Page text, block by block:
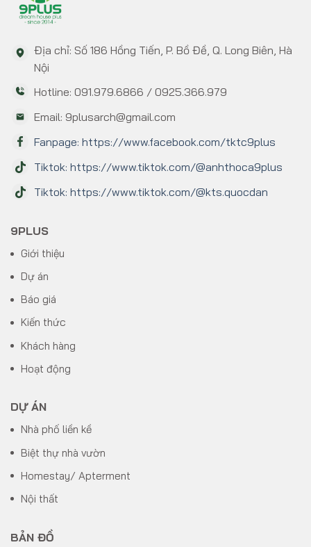
Địa chỉ: Số 186 Hồng Tiến, P. Bồ Đề, Q. Long Biên, Hà
Nội
Hotline: 091.979.6866 / 0925.366.979
Email: 9plusarch@gmail.com
Fanpage: https://www.facebook.com/tktc9plus
Tiktok: https://www.tiktok.com/@anhthoca9plus
Tiktok: https://www.tiktok.com/@kts.quocdan
9PLUS
Giới thiệu
Dự án
Báo giá
Kiến thức
Khách hàng
Hoạt động
DỰ ÁN
Nhà phố liền kề
Biệt thự nhà vườn
Homestay/ Apterment
Nội thất
BẢN ĐỒ